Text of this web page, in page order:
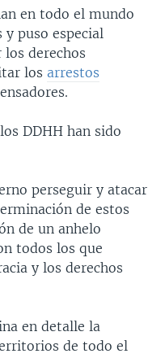
en todo el mundo
puso especial
derechos
losarrestos
DDHH han sido
perseguir y atacar
de estos
de un anhelo
todos los que
y los derechos
en detalle la
de todo el